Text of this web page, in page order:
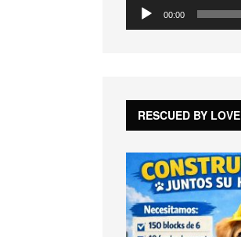
01:24
00:00
RESCUED BY LOVE